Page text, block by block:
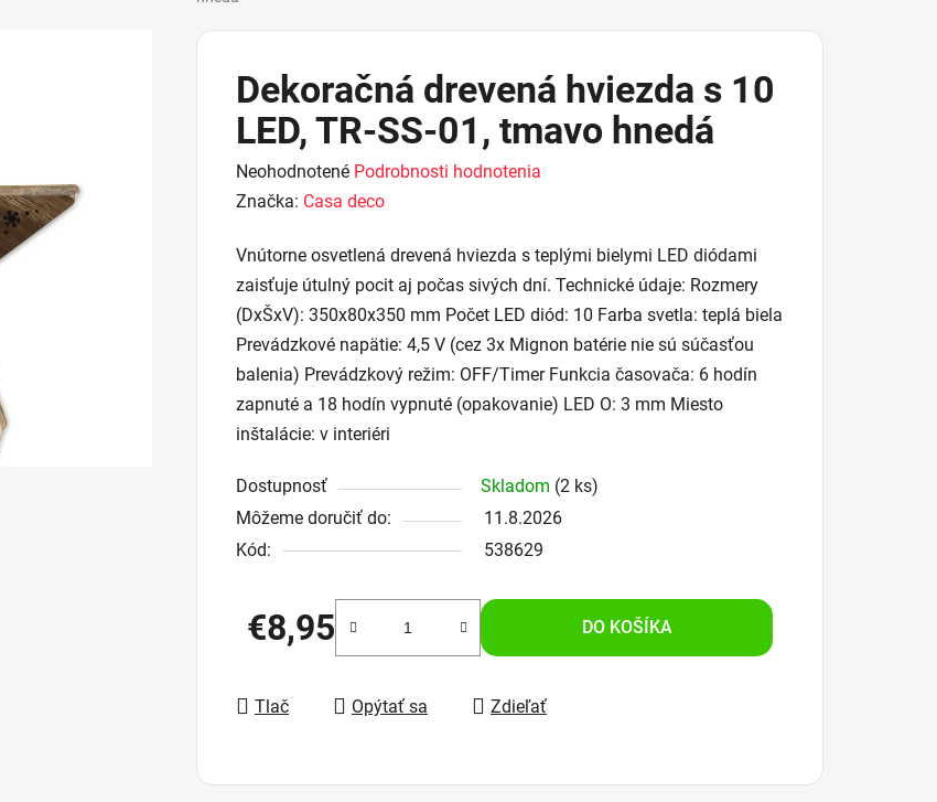
Dekoračná drevená hviezda s 10
LED, TR-SS-01, tmavo hnedá
Priemerné
hodnotenie
je
0,0
z
5
hviezdičiek.
Neohodnotené Podrobnosti hodnotenia
Značka: Casa deco
Vnútorne osvetlená drevená hviezda s teplými bielymi LED diódami
zaisťuje útulný pocit aj počas sivých dní. Technické údaje: Rozmery
(DxŠxV): 350x80x350 mm Počet LED diód: 10 Farba svetla: teplá biela
Prevádzkové napätie: 4,5 V (cez 3x Mignon batérie nie sú súčasťou
balenia) Prevádzkový režim: OFF/Timer Funkcia časovača: 6 hodín
zapnuté a 18 hodín vypnuté (opakovanie) LED O: 3 mm Miesto
inštalácie: v interiéri
Dostupnosť Skladom (2 ks)
Môžeme doručiť do:
11.8.2026
Kód:
538629
€8,95
Jednotková cena:
DO KOŠÍKA
Tlač Opýtať sa Zdieľať